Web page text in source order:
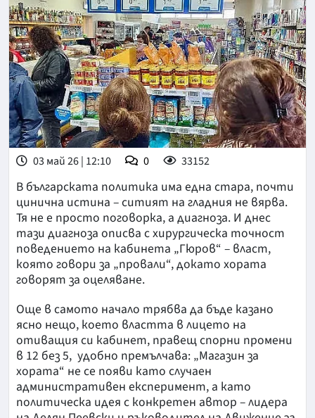
03 май 26 | 12:10 0 33152
В българската политика има една стара, почти
цинична истина – ситият на гладния не вярва.
Тя не е просто поговорка, а диагноза. И днес
тази диагноза описва с хирургическа точност
поведението на кабинета „Гюров“ – власт,
която говори за „провали“, докато хората
говорят за оцеляване.
Още в самото начало трябва да бъде казано
ясно нещо, което властта в лицето на
отиващия си кабинет, правещ спорни промени
в 12 без 5, удобно премълчава: „Магазин за
хората“ не се появи като случаен
административен експеримент, а като
политическа идея с конкретен автор – лидера